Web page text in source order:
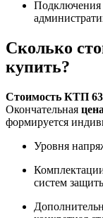
Подключения
Сколько
купить?
Стоимость КТП
Окончательная
формируется
Уровня
систем